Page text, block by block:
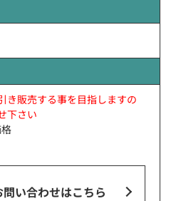
き販売する事を目指しますの
下さい
い合わせはこちら